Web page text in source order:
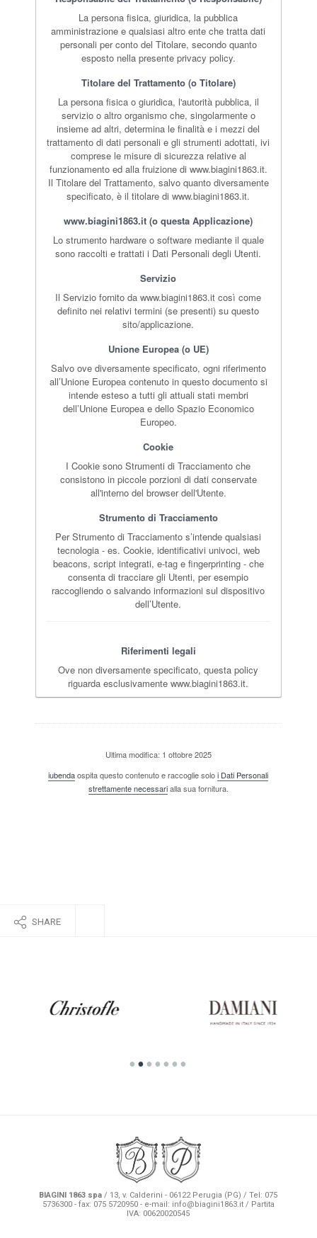
La persona fisica, giuridica, la pubblica
amministrazione e qualsiasi altro ente che tratta dati
personali per conto del Titolare, secondo quanto
esposto nella presente privacy policy.
Titolare del Trattamento (o Titolare)
La persona fisica o giuridica, l'autorità pubblica, il
servizio o altro organismo che, singolarmente o
insieme ad altri, determina le finalità e i mezzi del
trattamento di dati personali e gli strumenti adottati, ivi
comprese le misure di sicurezza relative al
funzionamento ed alla fruizione di www.biagini1863.it.
Il Titolare del Trattamento, salvo quanto diversamente
specificato, è il titolare di www.biagini1863.it.
www.biagini1863.it (o questa Applicazione)
Lo strumento hardware o software mediante il quale
sono raccolti e trattati i Dati Personali degli Utenti.
Servizio
Il Servizio fornito da www.biagini1863.it così come
definito nei relativi termini (se presenti) su questo
sito/applicazione.
Unione Europea (o UE)
Salvo ove diversamente specificato, ogni riferimento
all’Unione Europea contenuto in questo documento si
intende esteso a tutti gli attuali stati membri
dell’Unione Europea e dello Spazio Economico
Europeo.
Cookie
I Cookie sono Strumenti di Tracciamento che
consistono in piccole porzioni di dati conservate
all'interno del browser dell'Utente.
Strumento di Tracciamento
Per Strumento di Tracciamento s’intende qualsiasi
tecnologia - es. Cookie, identificativi univoci, web
beacons, script integrati, e-tag e fingerprinting - che
consenta di tracciare gli Utenti, per esempio
raccogliendo o salvando informazioni sul dispositivo
dell’Utente.
Riferimenti legali
Ove non diversamente specificato, questa policy
riguarda esclusivamente www.biagini1863.it.
Ultima modifica: 1 ottobre 2025
iubendaospita questo contenuto e raccoglie soloi Dati Personali
strettamente necessarialla sua fornitura.
SHARE
BIAGINI 1863 spa / 13, v. Calderini - 06122 Perugia (PG) / Tel: 075
5736300 - fax: 075 5720950 - e-mail: info@biagini1863.it/ Partita
IVA: 00620020545